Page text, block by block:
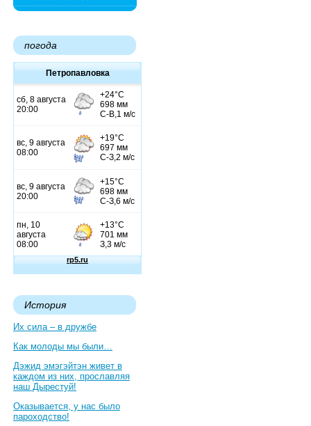
погода
Петропавловка
История
Их сила – в дружбе
Как молоды мы были…
Дэжид эмэгэйтэн живет в
каждом из них, прославляя
наш Дырестуй!
Оказывается, у нас было
пароходство!